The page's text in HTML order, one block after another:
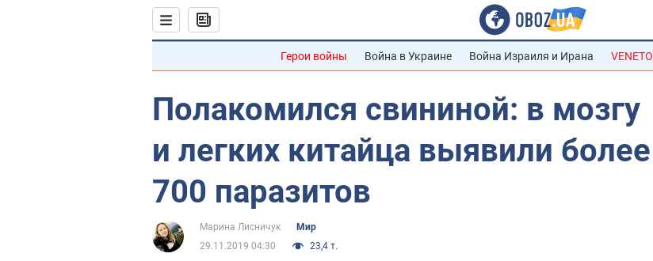
Герои войны Война в Украине Война Израиля и Ирана VENETO
Полакомился свининой: в мозгу
и легких китайца выявили более
700 паразитов
Марина Лисничук
Мир
29.11.2019 04:30
23,4 т.